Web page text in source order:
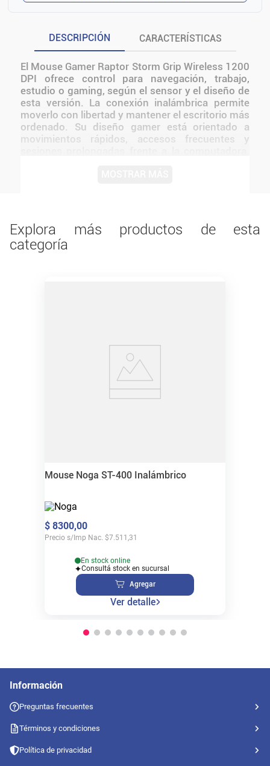
DESCRIPCIÓN CARACTERÍSTICAS
El Mouse Gamer Raptor Storm Grip Wireless 1200
DPI ofrece control para navegación, trabajo,
estudio o gaming, según el sensor y el diseño de
esta versión. La conexión inalámbrica permite
moverlo con libertad y mantener el escritorio más
ordenado. Su diseño gamer está orientado a
movimientos rápidos, accesos frecuentes y
Raptor mantiene una presentación coherente
con la línea y facilita integrarlo a distintos tipos
de setups.
Explora más productos de esta
categoría
Mouse Noga ST-400 Inalámbrico
$ 8300,00
Precio s/Imp Nac. $7.511,31
En stock online
Consultá stock en sucursal
Agregar
Ver detalle
Información
Preguntas frecuentes
Términos y condiciones
Política de privacidad